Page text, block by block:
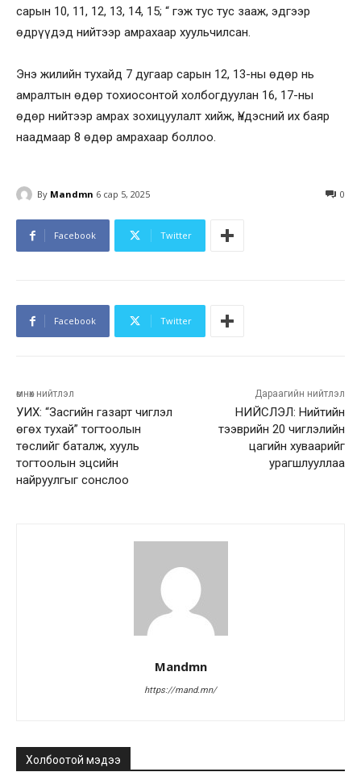
сарын 10, 11, 12, 13, 14, 15; “ гэж тус тус зааж, эдгээр
өдрүүдэд нийтээр амрахаар хуульчилсан.
Энэ жилийн тухайд 7 дугаар сарын 12, 13-ны өдөр нь
амралтын өдөр тохиосонтой холбогдуулан 16, 17-ны
өдөр нийтээр амрах зохицуулалт хийж, Үндэсний их баяр
наадмаар 8 өдөр амрахаар боллоо.
By Mandmn 6 сар 5, 2025 0
Facebook Twitter
Facebook Twitter
өмнөх нийтлэл
УИХ: “Засгийн газарт чиглэл
өгөх тухай” тогтоолын
төслийг баталж, хууль
тогтоолын эцсийн
найруулгыг сонслоо
Дараагийн нийтлэл
НИЙСЛЭЛ: Нийтийн
тээврийн 20 чиглэлийн
цагийн хуваарийг
урагшлууллаа
Mandmn
https://mand.mn/
Холбоотой мэдээ